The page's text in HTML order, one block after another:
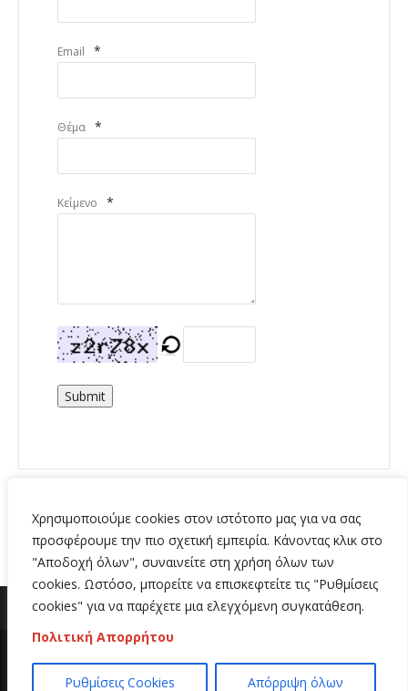
Χρησιμοποιούμε cookies στον ιστότοπο μας για να σας
προσφέρουμε την πιο σχετική εμπειρία. Κάνοντας κλικ στο
"Αποδοχή όλων", συναινείτε στη χρήση όλων των
cookies. Ωστόσο, μπορείτε να επισκεφτείτε τις "Ρυθμίσεις
cookies" για να παρέχετε μια ελεγχόμενη συγκατάθεση.
Πολιτική Απορρήτου
Ρυθμίσεις Cookies Απόρριψη όλων
Email *
Θέμα *
Κείμενο *
Submit
Copyright 2020 | All Rights Reserved | Κατασκευή